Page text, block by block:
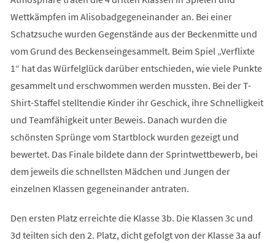
Wettkämpfen im Alisobadgegeneinander an. Bei einer
Schatzsuche wurden Gegenstände aus der Beckenmitte und
vom Grund des Beckenseingesammelt. Beim Spiel „Verflixte
1“ hat das Würfelglück darüber entschieden, wie viele Punkte
gesammelt und erschwommen werden mussten. Bei der T-
Shirt-Staffel stelltendie Kinder ihr Geschick, ihre Schnelligkeit
und Teamfähigkeit unter Beweis. Danach wurden die
schönsten Sprünge vom Startblock wurden gezeigt und
bewertet. Das Finale bildete dann der Sprintwettbewerb, bei
dem jeweils die schnellsten Mädchen und Jungen der
einzelnen Klassen gegeneinander antraten.
Den ersten Platz erreichte die Klasse 3b. Die Klassen 3c und
3d teilten sich den 2. Platz, dicht gefolgt von der Klasse 3a auf